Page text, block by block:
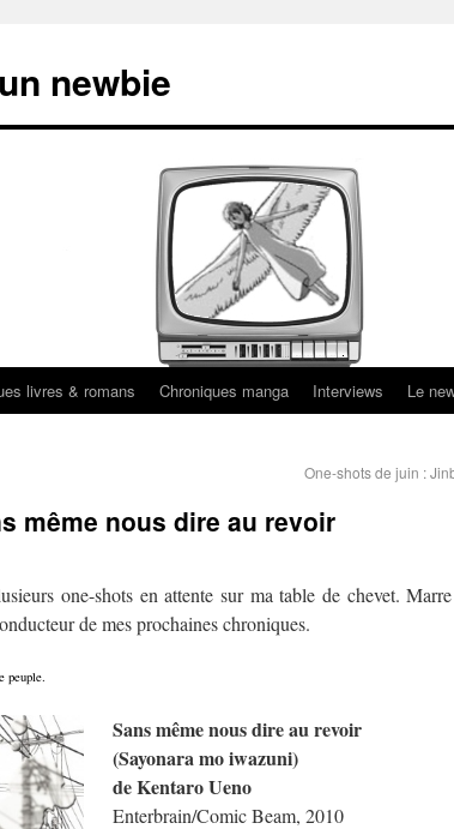
newbie
livres & romans Chroniques manga Interviews Le
One-shots de juin :
même nous dire au revoir
one-shots en attente sur ma table de chevet.
de mes prochaines chroniques.
peuple.
Sans même nous dire au revoir
(Sayonara mo iwazuni)
de Kentaro Ueno
Enterbrain/Comic Beam, 2010